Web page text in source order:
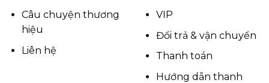
Câu chuyện thương
hiệu
Liên hệ
VIP
Đổi trả & vận chuyển
Thanh toán
Hướng dẫn thanh